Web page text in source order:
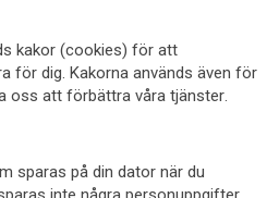
kakor (cookies) för att
för dig. Kakorna används även för
oss att förbättra våra tjänster.
sparas på din dator när du